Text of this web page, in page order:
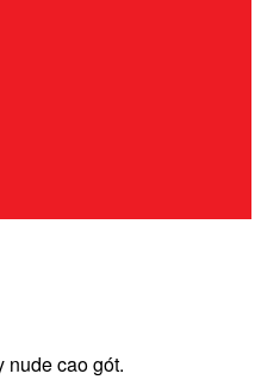
cao gót.